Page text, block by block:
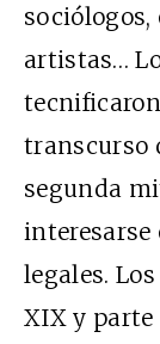
artistas…
transcurso
segunda
interesarse
legales.
XIX y parte